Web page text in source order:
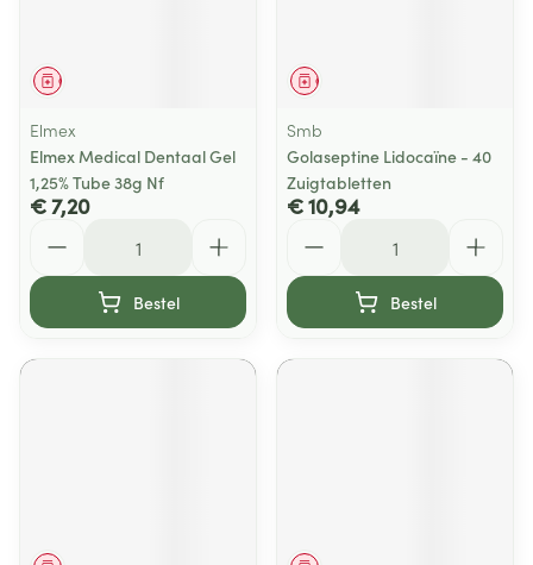
Geneesmiddel
Elmex
Elmex Medical Dentaal Gel
1,25% Tube 38g Nf
€ 7,20
Bestel
Geneesmiddel
Smb
Golaseptine Lidocaïne - 40
Zuigtabletten
€ 10,94
Bestel